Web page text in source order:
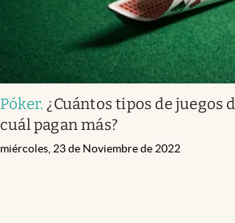
Póker. ¿Cuántos tipos de juegos
cuál pagan más?
miércoles, 23 de Noviembre de 2022